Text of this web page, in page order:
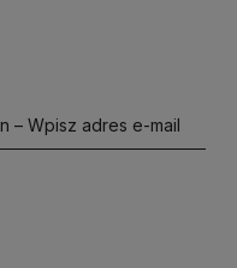
– Wpisz adres e-mail